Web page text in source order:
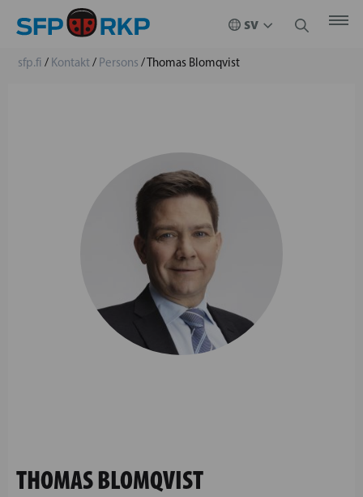
sfp.fi / Kontakt/ Persons /Thomas Blomqvist
THOMAS BLOMQVIST